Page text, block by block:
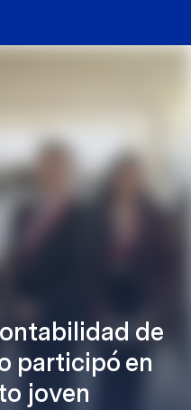
de
participó en
joven